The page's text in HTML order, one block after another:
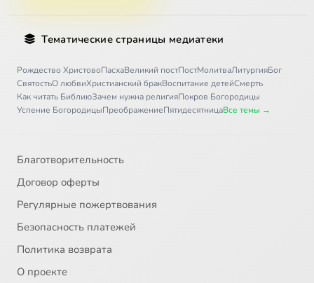
Тематические страницы медиатеки
Рождество ХристовоПасхаВеликий постПостМолитваЛитургияБог
СвятостьО любвиХристианский бракВоспитание детейСмерть
Как читать БиблиюЗачем нужна религияПокров Богородицы
Успение БогородицыПреображениеПятидесятницаВсе темы →
Благотворительность
Договор оферты
Регулярные пожертвования
Безопасность платежей
Политика возврата
О проекте